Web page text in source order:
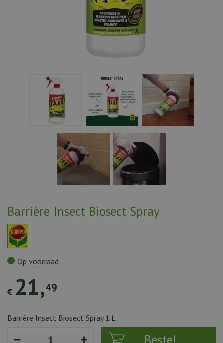
Barrière Insect Biosect Spray
€ 21,49
Op voorraad
Barrière Insect Biosect Spray 1 L